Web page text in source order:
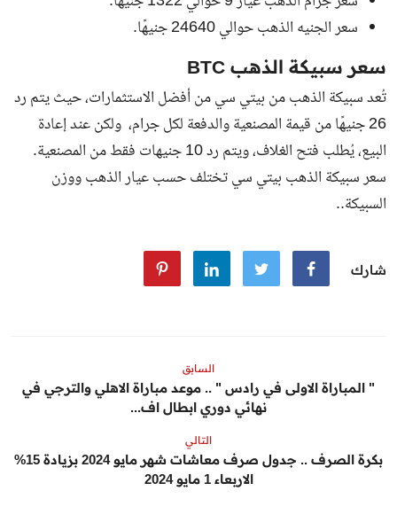
سعر الجنيه الذهب حوالي 24640 جنيهًا.
سعر سبيكة الذهب BTC
تُعد سبيكة الذهب من بيتي سي من أفضل الاستثمارات، حيث يتم رد
26 جنيهًا من قيمة المصنعية والدفعة لكل جرام، ولكن عند إعادة
البيع، يُطلب فتح الغلاف، ويتم رد 10 جنيهات فقط من المصنعية.
سعر سبيكة الذهب بيتي سي تختلف حسب عيار الذهب ووزن
السبيكة..
شارك
السابق
" المباراة الاولى في رادس " .. موعد مباراة الاهلي والترجي في
نهائي دوري ابطال اف...
التالي
بكرة الصرف .. جدول صرف معاشات شهر مايو 2024 بزيادة 15%
الاربعاء 1 مايو 2024